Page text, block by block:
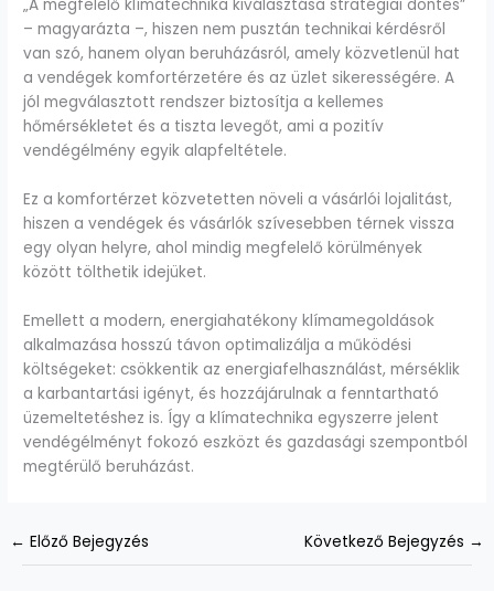
„A megfelelő klímatechnika kiválasztása stratégiai döntés”
– magyarázta –, hiszen nem pusztán technikai kérdésről
van szó, hanem olyan beruházásról, amely közvetlenül hat
a vendégek komfortérzetére és az üzlet sikerességére. A
jól megválasztott rendszer biztosítja a kellemes
hőmérsékletet és a tiszta levegőt, ami a pozitív
vendégélmény egyik alapfeltétele.
Ez a komfortérzet közvetetten növeli a vásárlói lojalitást,
hiszen a vendégek és vásárlók szívesebben térnek vissza
egy olyan helyre, ahol mindig megfelelő körülmények
között tölthetik idejüket.
Emellett a modern, energiahatékony klímamegoldások
alkalmazása hosszú távon optimalizálja a működési
költségeket: csökkentik az energiafelhasználást, mérséklik
a karbantartási igényt, és hozzájárulnak a fenntartható
üzemeltetéshez is. Így a klímatechnika egyszerre jelent
vendégélményt fokozó eszközt és gazdasági szempontból
megtérülő beruházást.
← Előző Bejegyzés Következő Bejegyzés →